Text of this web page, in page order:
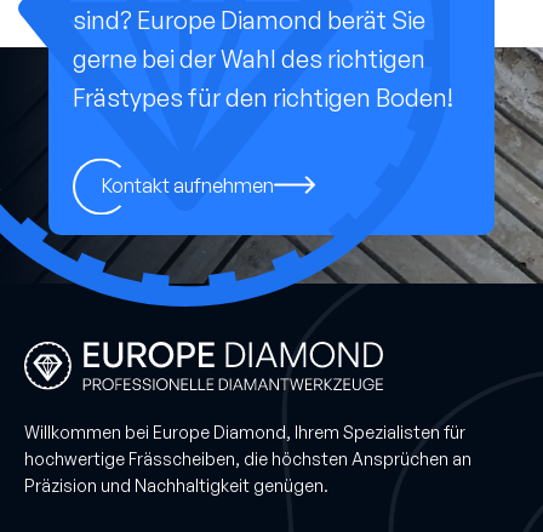
sind? Europe Diamond berät Sie
gerne bei der Wahl des richtigen
Frästypes für den richtigen Boden!
Kontakt aufnehmen
Willkommen bei Europe Diamond, Ihrem Spezialisten für
hochwertige Frässcheiben, die höchsten Ansprüchen an
Präzision und Nachhaltigkeit genügen.